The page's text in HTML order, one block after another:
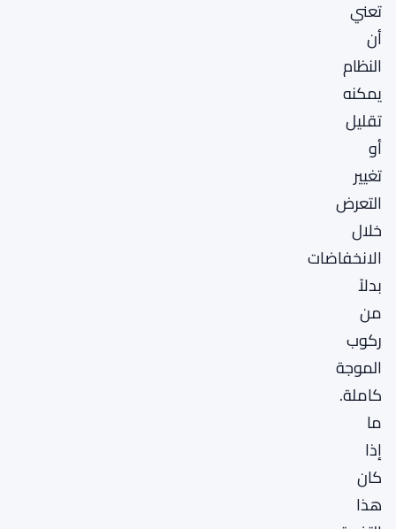
تعني
أن
النظام
يمكنه
تقليل
أو
تغيير
التعرض
خلال
الانخفاضات
بدلاً
من
ركوب
الموجة
كاملة.
ما
إذا
كان
هذا